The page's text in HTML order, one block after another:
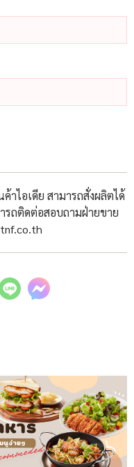
ไอเดีย สามารถสั่งผลิตได้
รถติดต่อสอบถามฝ่ายขาย